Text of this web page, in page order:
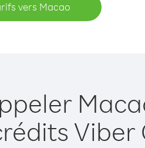
vers Macao
Viber